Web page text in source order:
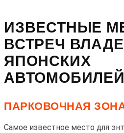
ИЗВЕСТНЫЕ
ВСТРЕЧ
ЯПОНСКИХ
ПАРКОВОЧНАЯ
Самое известное место для